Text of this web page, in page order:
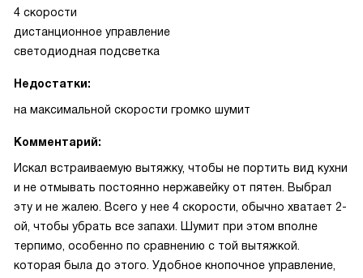
4 скорости
дистанционное управление
светодиодная подсветка
Недостатки:
на максимальной скорости громко шумит
Комментарий:
Искал встраиваемую вытяжку, чтобы не портить вид кухни
и не отмывать постоянно нержавейку от пятен. Выбрал
эту и не жалею. Всего у нее 4 скорости, обычно хватает 2-
ой, чтобы убрать все запахи. Шумит при этом вполне
терпимо, особенно по сравнению с той вытяжкой.
которая была до этого. Удобное кнопочное управление,